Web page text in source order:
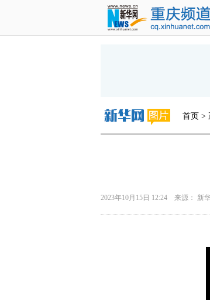
首页 >
2023年10月15日 12:24 来源： 新